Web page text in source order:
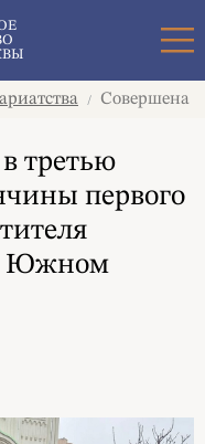
/ Совершена
третью
первого
Южном